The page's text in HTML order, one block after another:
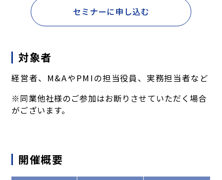
セミナーに申し込む
対象者
経営者、M&AやPMIの担当役員、実務担当者など
※同業他社様のご参加はお断りさせていただく場合
がございます。
開催概要